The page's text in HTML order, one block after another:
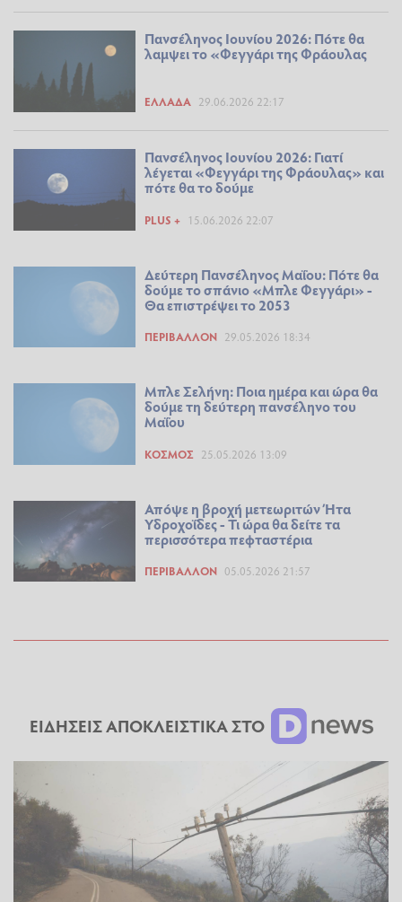
Πανσέληνος Ιουνίου 2026: Πότε θα
λαμψει το «Φεγγάρι της Φράουλας
ΕΛΛΆΔΑ 29.06.2026 22:17
Πανσέληνος Ιουνίου 2026: Γιατί
λέγεται «Φεγγάρι της Φράουλας» και
πότε θα το δούμε
PLUS + 15.06.2026 22:07
Δεύτερη Πανσέληνος Μαΐου: Πότε θα
δούμε το σπάνιο «Μπλε Φεγγάρι» -
Θα επιστρέψει το 2053
ΠΕΡΙΒΆΛΛΟΝ 29.05.2026 18:34
Μπλε Σελήνη: Ποια ημέρα και ώρα θα
δούμε τη δεύτερη πανσέληνο του
Μαΐου
ΚΌΣΜΟΣ 25.05.2026 13:09
Απόψε η βροχή μετεωριτών Ήτα
Υδροχοΐδες - Τι ώρα θα δείτε τα
περισσότερα πεφταστέρια
ΠΕΡΙΒΆΛΛΟΝ 05.05.2026 21:57
ΕΙΔΗΣΕΙΣ ΑΠΟΚΛΕΙΣΤΙΚΑ ΣΤΟ